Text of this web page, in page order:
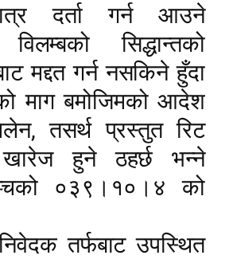
दर्ता गर्न आउने
सिद्धान्तको
मद्दत गर्न नसकिने हुँदा
माग बमोजिमको आदेश
,तसर्थ प्रस्तुत रिट
खारेज हुने ठहर्छ भन्ने
०३९।१०।४ को
तर्फबाट उपस्थित